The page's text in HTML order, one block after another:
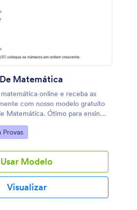
formulário com outras
gráficos, atribuir
marcar agendamentos
incorporar formulário
e enviar automaticamente
com as informações fornecidas
várias outras.
Matemática
online e receba as
com nosso modelo gratuito
Matemática. Ótimo para ensino
podem responder de qualquer
Provas
Usar Modelo
Visualizar